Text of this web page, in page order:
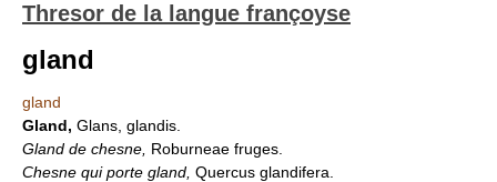
Thresor de la langue françoyse
gland
gland
Gland, Glans, glandis.
Gland de chesne, Roburneae fruges.
Chesne qui porte gland, Quercus glandifera.